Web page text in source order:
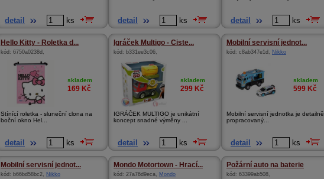
detail ks detail ks detail ks
Hello Kitty - Roletka d...
kód: 6750a0238d ,
skladem
169 Kč
Stínící roletka - sluneční clona na
boční okno Hel...
detail ks
Igráček Multigo - Ciste...
kód: b331ee3c06,
skladem
299 Kč
IGRÁČEK MULTIGO je unikátní
koncept snadné výměny ...
detail ks
Mobilní servisní jednot...
kód: c8ab347e1d , Nikko
skladem
599 Kč
Mobilní servisní jednotka je detailně
propracovaný...
detail ks
Mobilní servisní jednot...
kód: b66bd58bc2, Nikko
Mondo Motortown - Hrací...
kód: 27a76d9eca, Mondo
Požární auto na baterie
kód: 63399ab508,